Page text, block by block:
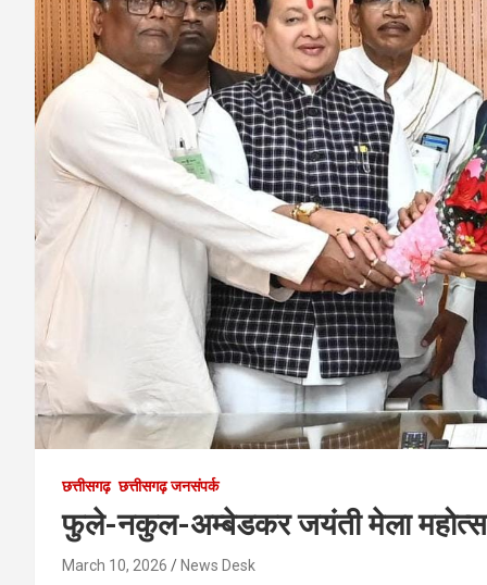
छत्तीसगढ़ छत्तीसगढ़ जनसंपर्क
फुले-नकुल-अम्बेडकर जयंती मेला
March 10, 2026 News Desk